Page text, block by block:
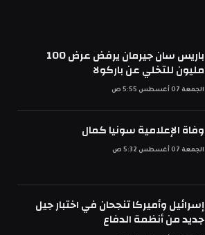
باريس سان جيرمان يرفض عرض 100
مليون للتخلي عن باركولا
الجمعة 07 أغسطس 5:55 ص
وفاة الإعلامية سونيا كمال
الجمعة 07 أغسطس 5:32 ص
إسرائيل وأميركا تنجحان في اختبار جيل
جديد من أنظمة الدفاع